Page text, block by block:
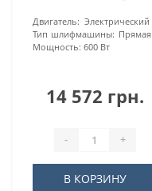
Двигатель: Электрический
Тип шлифмашины: Прямая
Мощность: 600 Вт
14 572 грн.
- +
В КОРЗИНУ